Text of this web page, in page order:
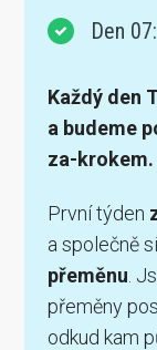
Den
Každý den
a budeme
za-krokem.
První týden
a společně si
přeměnu.
přeměny
odkud kam